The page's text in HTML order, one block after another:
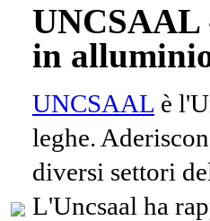
UNCSAAL
in
UNCSAAL è
leghe.
diversi settori
L'Uncsaal ha